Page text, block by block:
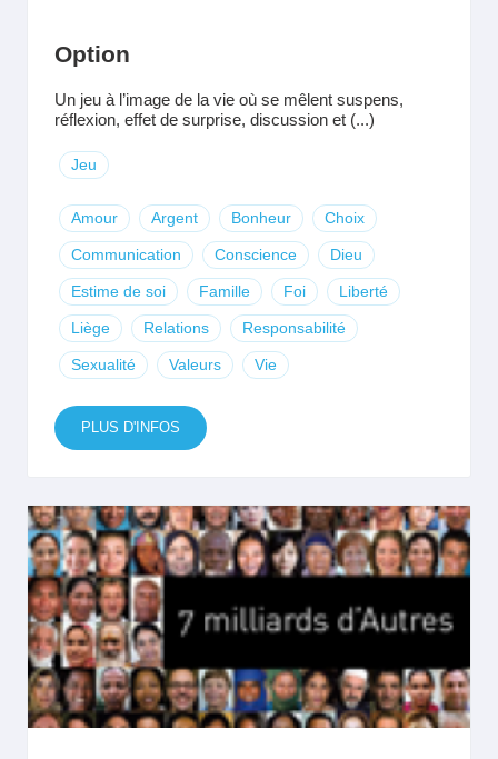
Option
Un jeu à l’image de la vie où se mêlent suspens,
réflexion, effet de surprise, discussion et (...)
Jeu
Amour Argent Bonheur Choix
Communication Conscience Dieu
Estime de soi Famille Foi Liberté
Liège Relations Responsabilité
Sexualité Valeurs Vie
PLUS D'INFOS